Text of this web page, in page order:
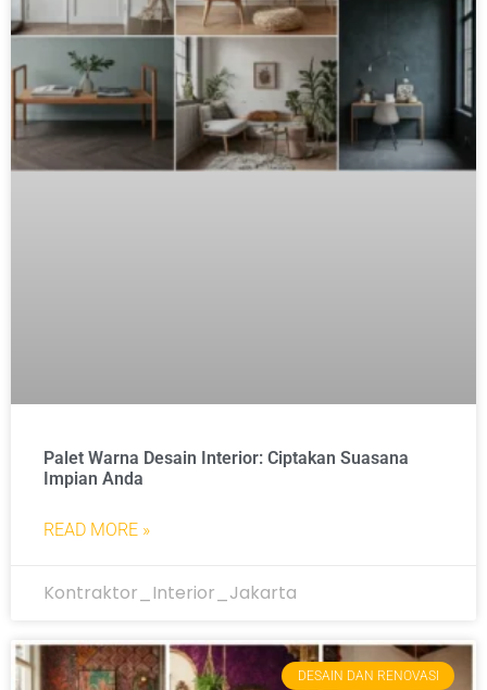
Palet Warna Desain Interior: Ciptakan Suasana
Impian Anda
READ MORE »
Kontraktor_Interior_Jakarta
DESAIN DAN RENOVASI